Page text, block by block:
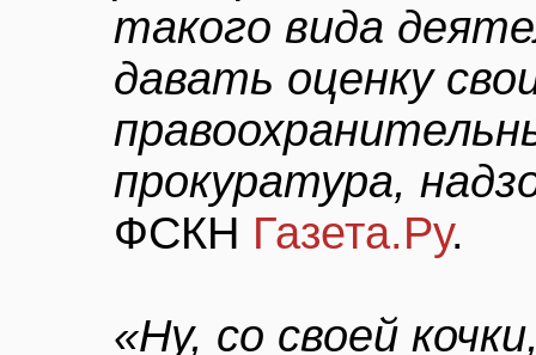
такого вида
давать оценку
прокуратура,
ФСКН Газета.Ру.
«Ну, со своей